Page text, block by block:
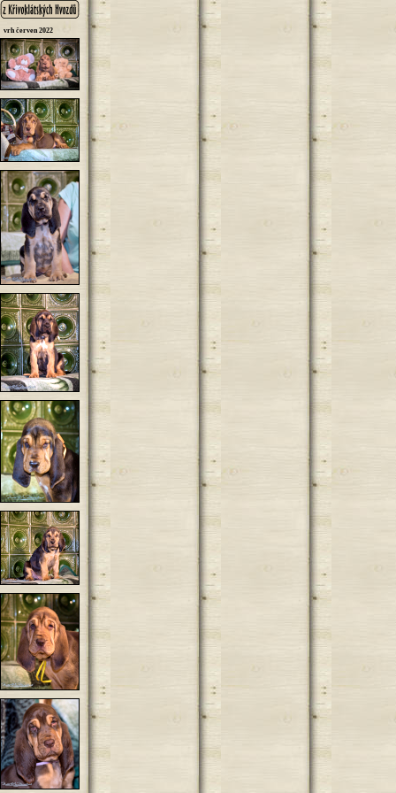
vrh červen 2022